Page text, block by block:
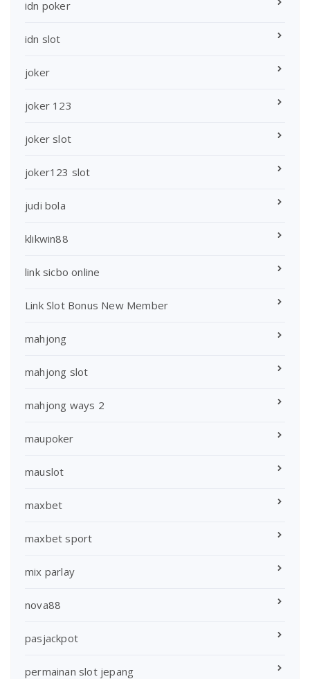
idn poker
idn slot
joker
joker 123
joker slot
joker123 slot
judi bola
klikwin88
link sicbo online
Link Slot Bonus New Member
mahjong
mahjong slot
mahjong ways 2
maupoker
mauslot
maxbet
maxbet sport
mix parlay
nova88
pasjackpot
permainan slot jepang